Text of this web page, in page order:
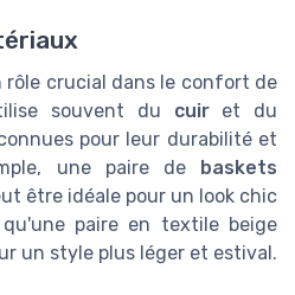
crucial dans le confort de
souvent du cuiret du
pour leur durabilité et
une paire de baskets
être idéale pour un look chic
paire en textile beige
un style plus léger et estival.